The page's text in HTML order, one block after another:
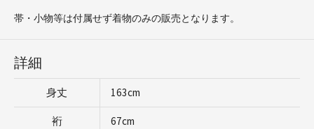
帯・小物等は付属せず着物のみの販売となります。
詳細
身丈 163cm
裄 67cm